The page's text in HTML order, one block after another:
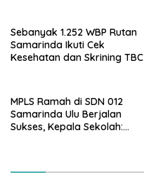
Sebanyak 1.252 WBP Rutan
Samarinda Ikuti Cek
Kesehatan dan Skrining TBC
MPLS Ramah di SDN 012
Samarinda Ulu Berjalan
Sukses, Kepala Sekolah: